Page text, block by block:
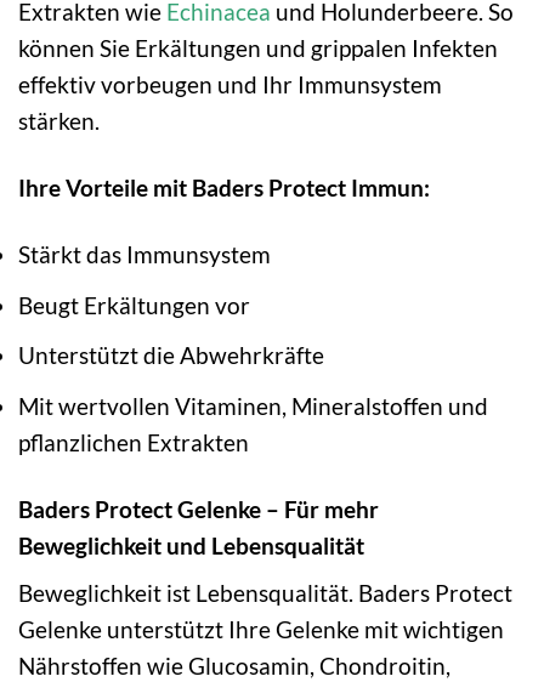
Extrakten wie Echinacea und Holunderbeere. So
können Sie Erkältungen und grippalen Infekten
effektiv vorbeugen und Ihr Immunsystem
stärken.
Ihre Vorteile mit Baders Protect Immun:
Stärkt das Immunsystem
Beugt Erkältungen vor
Unterstützt die Abwehrkräfte
Mit wertvollen Vitaminen, Mineralstoffen und
pflanzlichen Extrakten
Baders Protect Gelenke – Für mehr
Beweglichkeit und Lebensqualität
Beweglichkeit ist Lebensqualität. Baders Protect
Gelenke unterstützt Ihre Gelenke mit wichtigen
Nährstoffen wie Glucosamin, Chondroitin,